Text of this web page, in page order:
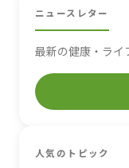
ニュースレター
最新の健康・ライ
人気のトピック